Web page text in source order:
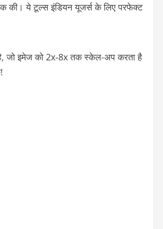
की। ये टूल्स इंडियन यूजर्स के लिए परफेक्ट
जो इमेज को 2x-8x तक स्केल-अप करता है